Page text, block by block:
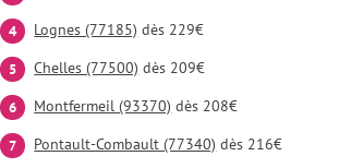
Lognes (77185) dès 229€
Chelles (77500) dès 209€
Montfermeil (93370) dès 208€
Pontault-Combault (77340) dès 216€